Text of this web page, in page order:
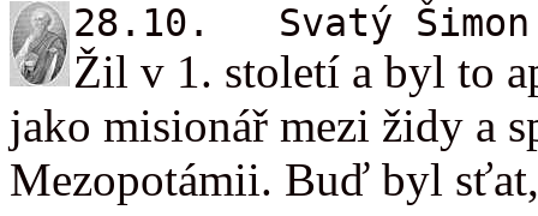
28.10. Svatý
Žil v 1. století a byl to
jako misionář mezi židy a
Mezopotámii. Buď byl